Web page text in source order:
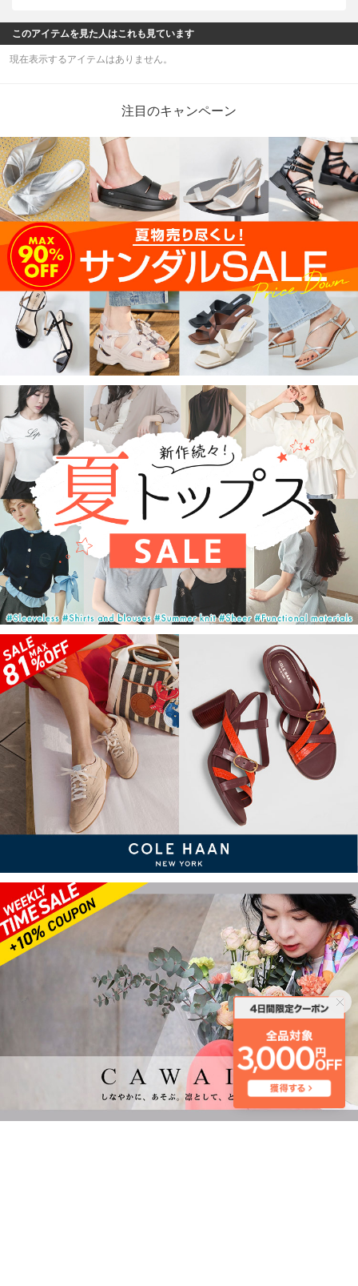
このアイテムを見た人はこれも見ています
現在表示するアイテムはありません。
注目のキャンペーン